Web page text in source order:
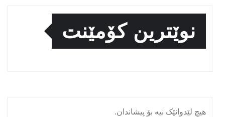
نوێترین کۆمێنت
هیچ لێدوانێک نیە بۆ پیشاندان.